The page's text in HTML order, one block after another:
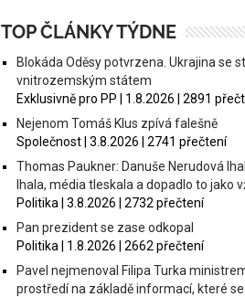
TOP ČLÁNKY TÝDNE
Blokáda Oděsy potvrzena. Ukrajina se
vnitrozemským státem
Exklusivně pro PP | 1.8.2026 | 2891
Nejenom Tomáš Klus zpívá falešně
Společnost | 3.8.2026 | 2741 přečtení
Thomas Paukner: Danuše Nerudová
lhala, média tleskala a dopadlo to jako
Politika | 3.8.2026 | 2732 přečtení
Pan prezident se zase odkopal
Politika | 1.8.2026 | 2662 přečtení
Pavel nejmenoval Filipa Turka
prostředí na základě informací, které